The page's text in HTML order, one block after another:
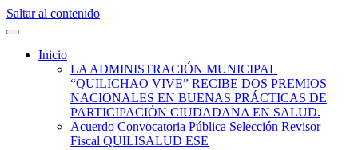
Saltar al contenido
Quilisalud
Inicio
LA ADMINISTRACIÓN MUNICIPAL
“QUILICHAO VIVE” RECIBE DOS PREMIOS
NACIONALES EN BUENAS PRÁCTICAS DE
PARTICIPACIÓN CIUDADANA EN SALUD.
Acuerdo Convocatoria Pública Selección Revisor
Fiscal QUILISALUD ESE